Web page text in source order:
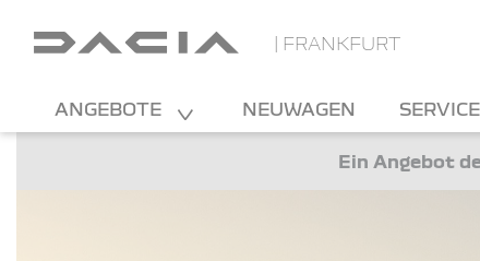
| FRANKFURT
ANGEBOTE NEUWAGEN SERVICE
Ein Angebot